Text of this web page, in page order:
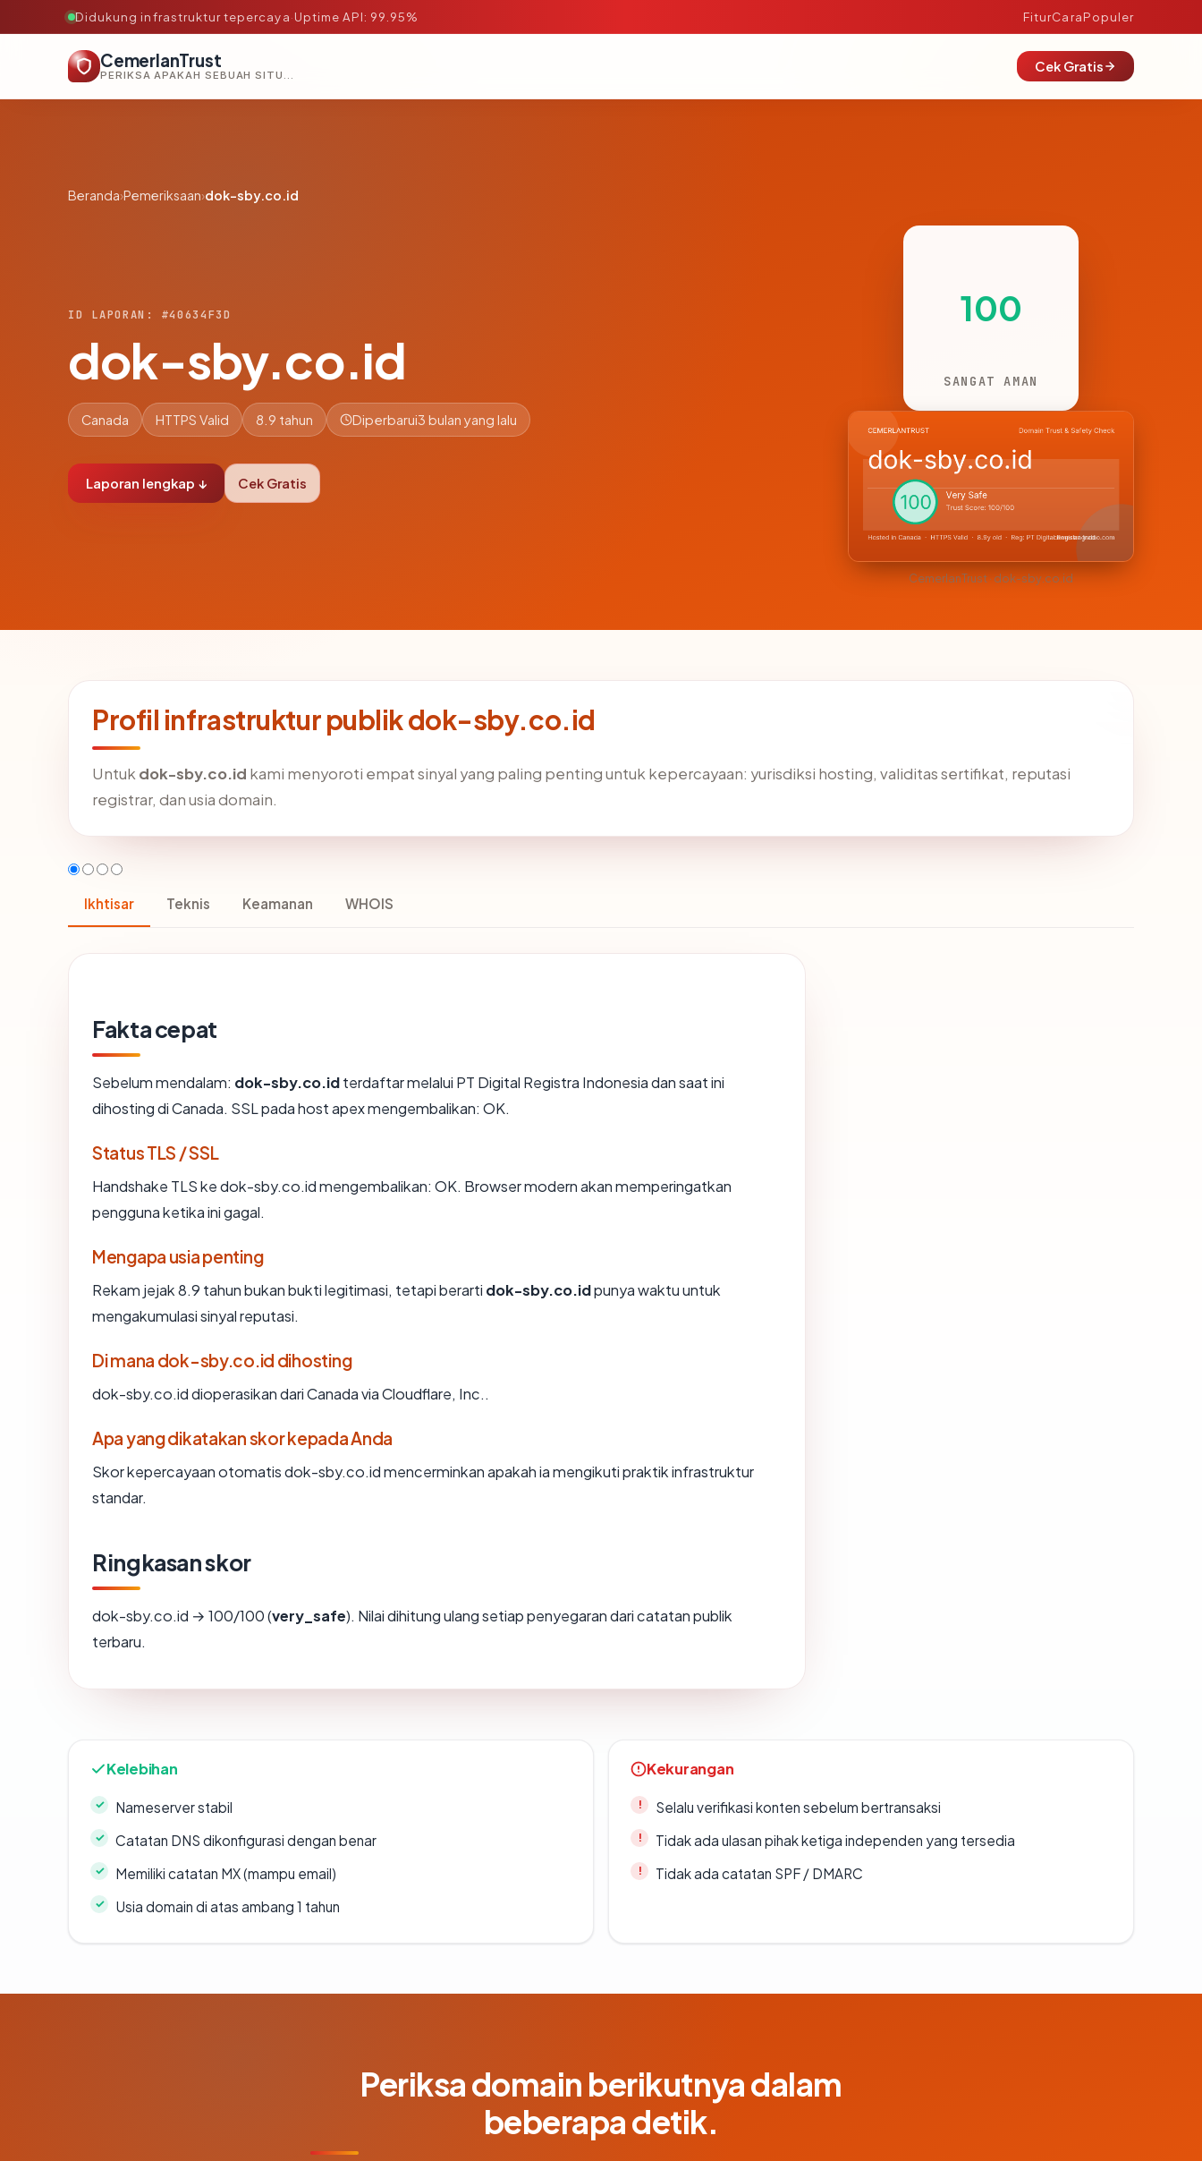
Didukung infrastruktur tepercaya·Uptime API: 99.95% FiturCaraPopuler
CemerlanTrust
PERIKSA APAKAH SEBUAH SITUS AMAN, TEPERCAYA, DAN TERVERIFIKASI DALAM HITUNGAN DETIK.
Cek Gratis
Beranda›Pemeriksaan›dok-sby.co.id
ID LAPORAN: #40634F3D
dok-sby.co.id
Canada HTTPS Valid 8.9 tahun Diperbarui3 bulan yang lalu
Laporan lengkap ↓ Cek Gratis
100
SANGAT AMAN
CemerlanTrust · dok-sby.co.id
Profil infrastruktur publik dok-sby.co.id
Untuk dok-sby.co.id kami menyoroti empat sinyal yang paling penting untuk kepercayaan: yurisdiksi hosting, validitas sertifikat, reputasi
registrar, dan usia domain.
Ikhtisar Teknis Keamanan WHOIS
Fakta cepat
Sebelum mendalam: dok-sby.co.idterdaftar melalui PT Digital Registra Indonesia dan saat ini
dihosting di Canada. SSL pada host apex mengembalikan: OK.
Status TLS / SSL
Handshake TLS ke dok-sby.co.id mengembalikan: OK. Browser modern akan memperingatkan
pengguna ketika ini gagal.
Mengapa usia penting
Rekam jejak 8.9 tahun bukan bukti legitimasi, tetapi berarti dok-sby.co.idpunya waktu untuk
mengakumulasi sinyal reputasi.
Di mana dok-sby.co.id dihosting
dok-sby.co.id dioperasikan dari Canada via Cloudflare, Inc..
Apa yang dikatakan skor kepada Anda
Skor kepercayaan otomatis dok-sby.co.id mencerminkan apakah ia mengikuti praktik infrastruktur
standar.
Ringkasan skor
dok-sby.co.id → 100/100 (very_safe). Nilai dihitung ulang setiap penyegaran dari catatan publik
terbaru.
Kelebihan
Nameserver stabil
Catatan DNS dikonfigurasi dengan benar
Memiliki catatan MX (mampu email)
Usia domain di atas ambang 1 tahun
Kekurangan
Selalu verifikasi konten sebelum bertransaksi
Tidak ada ulasan pihak ketiga independen yang tersedia
Tidak ada catatan SPF / DMARC
Periksa domain berikutnya dalam
beberapa detik.